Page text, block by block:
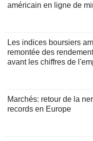
américain en ligne de
Les indices boursiers
remontée des
avant les chiffres de
Marchés: retour de la
records en Europe